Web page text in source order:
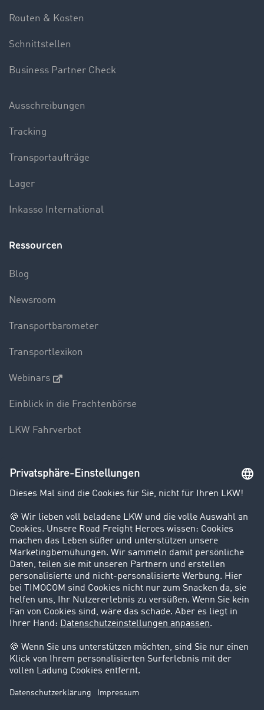
Routen & Kosten
Schnittstellen
Business Partner Check
Ausschreibungen
Tracking
Transportaufträge
Lager
Inkasso International
Ressourcen
Blog
Newsroom
Transportbarometer
Transportlexikon
Webinars
Einblick in die Frachtenbörse
LKW Fahrverbot
Unternehmen
Kunden werben Kunden
Success Stories
Karriere
Support
Kontakt
Rechtliches
Impressum
AGB